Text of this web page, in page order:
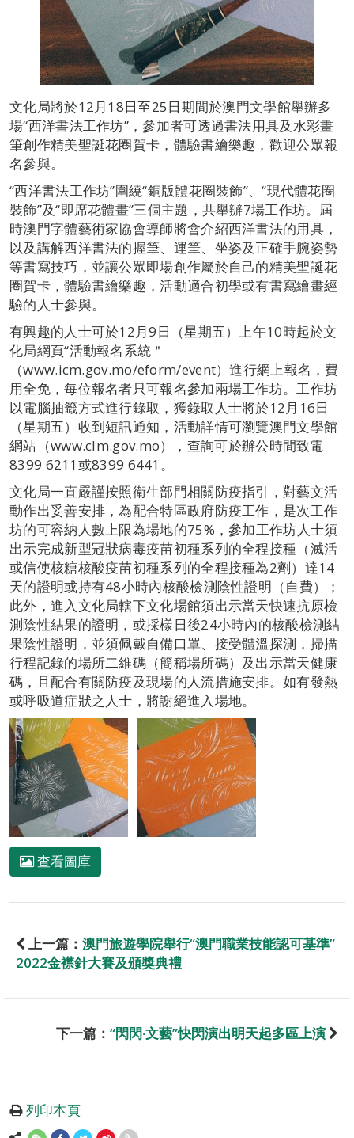
文化局將於12月18日至25日期間於澳門文學館舉辦多
場“西洋書法工作坊”，參加者可透過書法用具及水彩畫
筆創作精美聖誕花圈賀卡，體驗書繪樂趣，歡迎公眾報
名參與。
“西洋書法工作坊”圍繞“銅版體花圈裝飾”、“現代體花圈
裝飾”及“即席花體畫”三個主題，共舉辦7場工作坊。屆
時澳門字體藝術家協會導師將會介紹西洋書法的用具，
以及講解西洋書法的握筆、運筆、坐姿及正確手腕姿勢
等書寫技巧，並讓公眾即場創作屬於自己的精美聖誕花
圈賀卡，體驗書繪樂趣，活動適合初學或有書寫繪畫經
驗的人士參與。
有興趣的人士可於12月9日（星期五）上午10時起於文
化局網頁“活動報名系統＂
（www.icm.gov.mo/eform/event）進行網上報名，費
用全免，每位報名者只可報名參加兩場工作坊。工作坊
以電腦抽籤方式進行錄取，獲錄取人士將於12月16日
（星期五）收到短訊通知，活動詳情可瀏覽澳門文學館
網站（www.clm.gov.mo），查詢可於辦公時間致電
8399 6211或8399 6441。
文化局一直嚴謹按照衛生部門相關防疫指引，對藝文活
動作出妥善安排，為配合特區政府防疫工作，是次工作
坊的可容納人數上限為場地的75%，參加工作坊人士須
出示完成新型冠狀病毒疫苗初種系列的全程接種（滅活
或信使核糖核酸疫苗初種系列的全程接種為2劑）達14
天的證明或持有48小時內核酸檢測陰性證明（自費）；
此外，進入文化局轄下文化場館須出示當天快速抗原檢
測陰性結果的證明，或採樣日後24小時內的核酸檢測結
果陰性證明，並須佩戴自備口罩、接受體溫探測，掃描
行程記錄的場所二維碼（簡稱場所碼）及出示當天健康
碼，且配合有關防疫及現場的人流措施安排。如有發熱
或呼吸道症狀之人士，將謝絕進入場地。
查看圖庫
上一篇： 澳門旅遊學院舉行“澳門職業技能認可基準”
2022金襟針大賽及頒獎典禮
下一篇： “閃閃‧文藝”快閃演出明天起多區上演
列印本頁